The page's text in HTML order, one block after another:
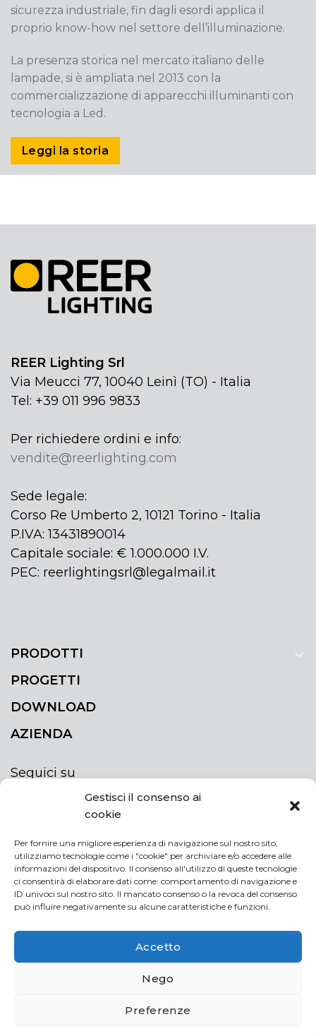
Gestisci il consenso ai
cookie
Per fornire una migliore esperienza di navigazione sul nostro sito,
utilizziamo tecnologie come i "cookie" per archiviare e/o accedere alle
informazioni del dispositivo. Il consenso all'utilizzo di queste tecnologie
ci consentirà di elaborare dati come: comportamento di navigazione e
ID univoci sul nostro sito. Il mancato consenso o la revoca del consenso
può influire negativamente su alcune caratteristiche e funzioni.
Accetto
Nego
Preferenze
sicurezza industriale, fin dagli esordi applica il
proprio know-how nel settore dell’illuminazione.
La presenza storica nel mercato italiano delle
lampade, si è ampliata nel 2013 con la
commercializzazione di apparecchi illuminanti con
tecnologia a Led.
Leggi la storia
REER Lighting Srl
Via Meucci 77, 10040 Leinì (TO) - Italia
Tel: +39 011 996 9833
Per richiedere ordini e info:
vendite@reerlighting.com
Sede legale:
Corso Re Umberto 2, 10121 Torino - Italia
P.IVA: 13431890014
Capitale sociale: € 1.000.000 I.V.
PEC: reerlightingsrl@legalmail.it
PRODOTTI
PROGETTI
DOWNLOAD
AZIENDA
Seguici su
ISCRIVITI ALLA NEWSLETTER
Rimani sempre aggiornato iscrivendoti alla
newsletter
NEWSLETTER
Acconsento al trattamento dei miei dati personali
If